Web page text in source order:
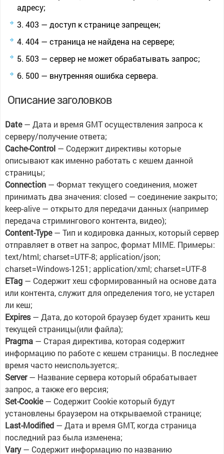
адресу;
403 — доступ к странице запрещен;
404 — страница не найдена на сервере;
503 — сервер не может обрабатывать запрос;
500 — внутренняя ошибка сервера.
Описание заголовков
Date— Дата и время GMT осуществления запроса к
серверу/получение ответа;
Cache-Control— Содержит директивы которые
описывают как именно работать с кешем данной
страницы;
Connection— Формат текущего соединения, может
принимать два значения: closed — соединение закрыто;
keep-alive — открыто для передачи данных (например
передача стримингового контента, видео);
Content-Type— Тип и кодировка данных, который сервер
отправляет в ответ на запрос, формат MIME. Примеры:
text/html; charset=UTF-8; application/json;
charset=Windows-1251; application/xml; charset=UTF-8
ETag— Содержит хеш сформированный на основе дата
или контента, служит для определения того, не устарел
ли кеш;
Expires— Дата, до которой браузер будет хранить кеш
текущей страницы(или файла);
Pragma— Старая директива, которая содержит
информацию по работе с кешем страницы. В последнее
время часто неиспользуется;.
Server— Название сервера который обрабатывает
запрос, а также его версия;
Set-Cookie— Содержит Cookie который будут
установлены браузером на открываемой странице;
Last-Modified— Дата и время GMT, когда страница
последний раз была изменена;
Vary— Содержит информацию по названию